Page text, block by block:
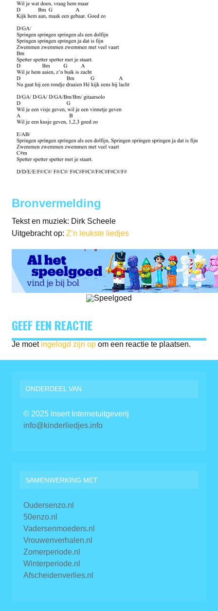
Bronvermelding
Tekst en muziek: Dirk Scheele
Uitgebracht op: Z’n leukste liedjes
GEEF EEN REACTIE
Je moet ingelogd zijn op om een reactie te plaatsen.
ONDERDEEL VAN
© 2025 Insert Internetuitgeverij
info@kinderliedjes.info
SAMENWERKING MET
Oudersenzo.nl
50enzo.nl
Vadersenmoeders.nl
Vrouwenverhalen.nl
Zomerperiode.nl
Winterperiode.nl
Afscheidenverlies.nl